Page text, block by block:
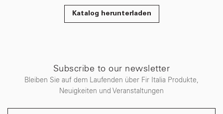
Katalog herunterladen
Subscribe to our newsletter
Bleiben Sie auf dem Laufenden über Fir Italia Produkte,
Neuigkeiten und Veranstaltungen